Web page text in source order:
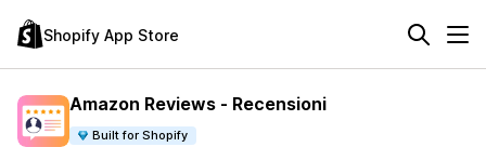
Shopify App Store
Amazon Reviews ‑ Recensioni
Built for Shopify